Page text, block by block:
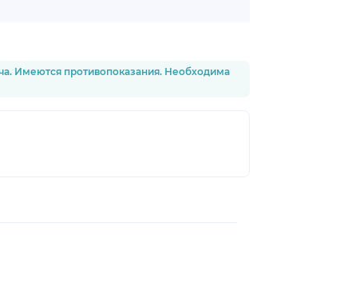
Имеются противопоказания. Необходима